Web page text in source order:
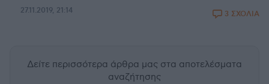
27.11.2019, 21:14 3 ΣΧΟΛΙΑ
Δείτε περισσότερα άρθρα μας στα αποτελέσματα
αναζήτησης